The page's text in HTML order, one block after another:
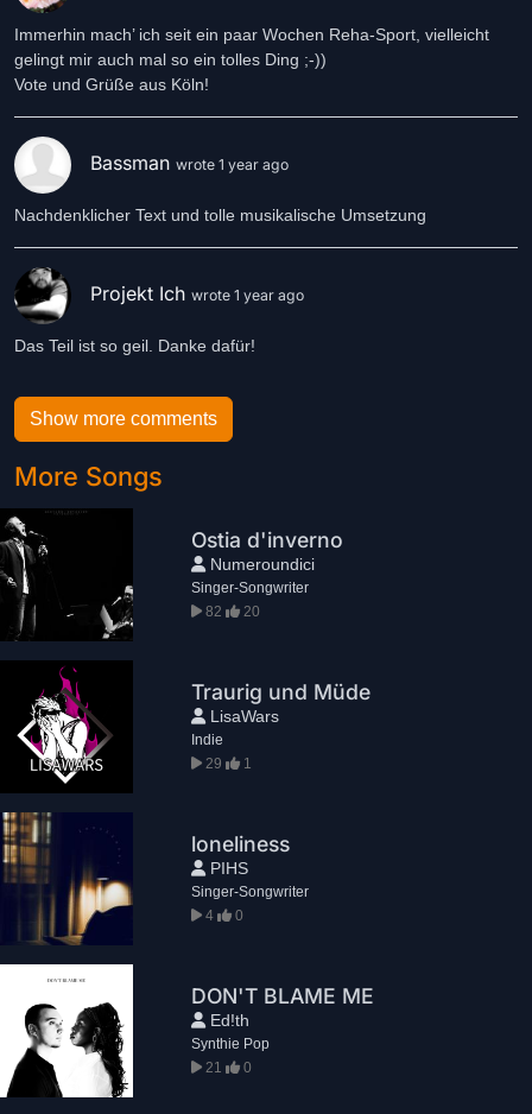
Immerhin mach’ ich seit ein paar Wochen Reha-Sport, vielleicht
gelingt mir auch mal so ein tolles Ding ;-))
Vote und Grüße aus Köln!
Bassman wrote 1 year ago
Nachdenklicher Text und tolle musikalische Umsetzung
Projekt Ich wrote 1 year ago
Das Teil ist so geil. Danke dafür!
Show more comments
More Songs
Ostia d'inverno
Numeroundici
Singer-Songwriter
82
20
Traurig und Müde
LisaWars
Indie
29
1
loneliness
PIHS
Singer-Songwriter
4
0
DON'T BLAME ME
Ed!th
Synthie Pop
21
0